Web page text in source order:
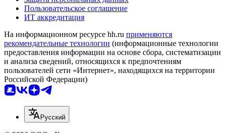
Пользовательское соглашение
ИТ аккредитация
На информационном ресурсе hh.ru применяются
рекомендательные технологии (информационные технологии
предоставления информации на основе сбора, систематизации
и анализа сведений, относящихся к предпочтениям
пользователей сети «Интернет», находящихся на территории
Российской Федерации)
Русский